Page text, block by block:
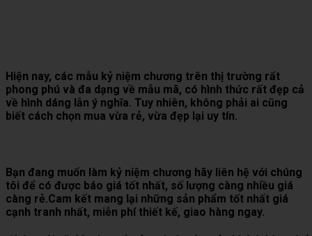
Hiện nay, các mẫu kỷ niệm chương trên thị trường rất
phong phú và đa dạng về mẫu mã, có hình thức rất đẹp cả
về hình dáng lẫn ý nghĩa. Tuy nhiên, không phải ai cũng
biết cách chọn mua vừa rẻ, vừa đẹp lại uy tín.
Bạn đang muốn làm kỷ niệm chương hãy liên hệ với chúng
tôi để có được báo giá tốt nhất, số lượng càng nhiều giá
càng rẻ.Cam kết mang lại những sản phẩm tốt nhất giá
cạnh tranh nhất, miễn phí thiết kế, giao hàng ngay.